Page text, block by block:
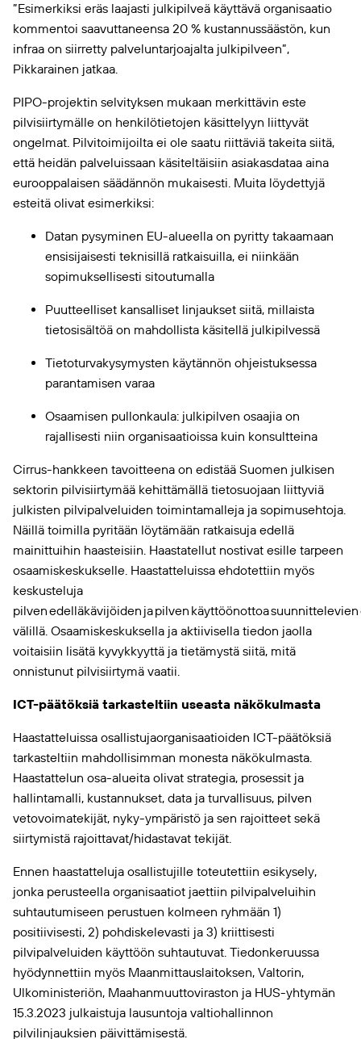
”Esimerkiksi eräs laajasti julkipilveä käyttävä organisaatio
kommentoi saavuttaneensa 20 % kustannussäästön, kun
infraa on siirretty palveluntarjoajalta julkipilveen”,
Pikkarainen jatkaa.
PIPO-projektin selvityksen mukaan merkittävin este
pilvisiirtymälle on henkilötietojen käsittelyyn liittyvät
ongelmat. Pilvitoimijoilta ei ole saatu riittäviä takeita siitä,
että heidän palveluissaan käsiteltäisiin asiakasdataa aina
eurooppalaisen säädännön mukaisesti. Muita löydettyjä
esteitä olivat esimerkiksi:
Datan pysyminen EU-alueella on pyritty takaamaan
ensisijaisesti teknisillä ratkaisuilla, ei niinkään
sopimuksellisesti sitoutumalla
Puutteelliset kansalliset linjaukset siitä, millaista
tietosisältöä on mahdollista käsitellä julkipilvessä
Tietoturvakysymysten käytännön ohjeistuksessa
parantamisen varaa
Osaamisen pullonkaula: julkipilven osaajia on
rajallisesti niin organisaatioissa kuin konsultteina
Cirrus-hankkeen tavoitteena on edistää Suomen julkisen
sektorin pilvisiirtymää kehittämällä tietosuojaan liittyviä
julkisten pilvipalveluiden toimintamalleja ja sopimusehtoja.
Näillä toimilla pyritään löytämään ratkaisuja edellä
mainittuihin haasteisiin. Haastatellut nostivat esille tarpeen
osaamiskeskukselle. Haastatteluissa ehdotettiin myös
keskusteluja
pilven edelläkävijöiden ja pilven käyttöönottoa
välillä. Osaamiskeskuksella ja aktiivisella tiedon jaolla
voitaisiin lisätä kyvykkyyttä ja tietämystä siitä, mitä
onnistunut pilvisiirtymä vaatii.
ICT-päätöksiä tarkasteltiin useasta näkökulmasta
Haastatteluissa osallistujaorganisaatioiden ICT-päätöksiä
tarkasteltiin mahdollisimman monesta näkökulmasta.
Haastattelun osa-alueita olivat strategia, prosessit ja
hallintamalli, kustannukset, data ja turvallisuus, pilven
vetovoimatekijät, nyky-ympäristö ja sen rajoitteet sekä
siirtymistä rajoittavat/hidastavat tekijät.
Ennen haastatteluja osallistujille toteutettiin esikysely,
jonka perusteella organisaatiot jaettiin pilvipalveluihin
suhtautumiseen perustuen kolmeen ryhmään 1)
positiivisesti, 2) pohdiskelevasti ja 3) kriittisesti
pilvipalveluiden käyttöön suhtautuvat. Tiedonkeruussa
hyödynnettiin myös Maanmittauslaitoksen, Valtorin,
Ulkoministeriön, Maahanmuuttoviraston ja HUS-yhtymän
15.3.2023 julkaistuja lausuntoja valtiohallinnon
pilvilinjauksien päivittämisestä.